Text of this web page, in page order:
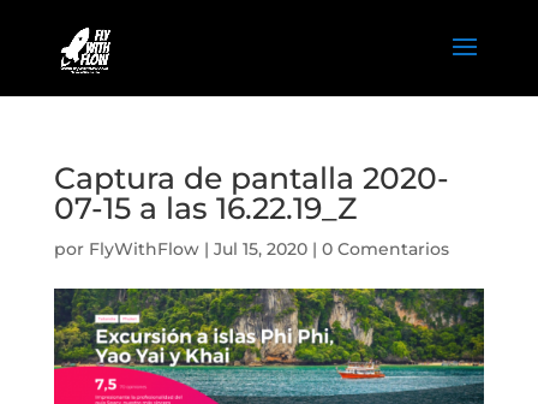
Captura de pantalla 2020-
07-15 a las 16.22.19_Z
por FlyWithFlow| Jul 15, 2020| 0 Comentarios